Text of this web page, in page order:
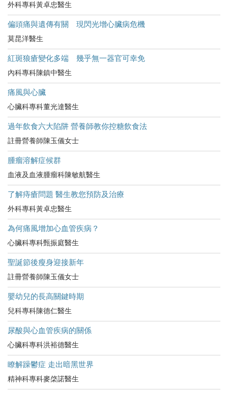
外科專科黃卓忠醫生
偏頭痛與遺傳有關 現閃光增心臟病危機
莫昆洋醫生
紅斑狼瘡變化多端 幾乎無一器官可幸免
內科專科陳鎮中醫生
痛風與心臟
心臟科專科董光達醫生
過年飲食六大陷阱 營養師教你控糖飲食法
註冊營養師陳玉儀女士
腫瘤溶解症候群
血液及血液腫瘤科陳敏航醫生
了解痔瘡問題 醫生教您預防及治療
外科專科黃卓忠醫生
為何痛風增加心血管疾病？
心臟科專科甄振庭醫生
聖誕節後瘦身迎接新年
註冊營養師陳玉儀女士
嬰幼兒的長高關鍵時期
兒科專科陳德仁醫生
尿酸與心血管疾病的關係
心臟科專科洪裕德醫生
瞭解躁鬱症 走出暗黑世界
精神科專科麥棨諾醫生